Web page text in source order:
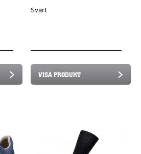
Svart
VISA PRODUKT